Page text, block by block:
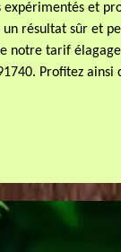
et
résultat sûr et
notre tarif
Profitez